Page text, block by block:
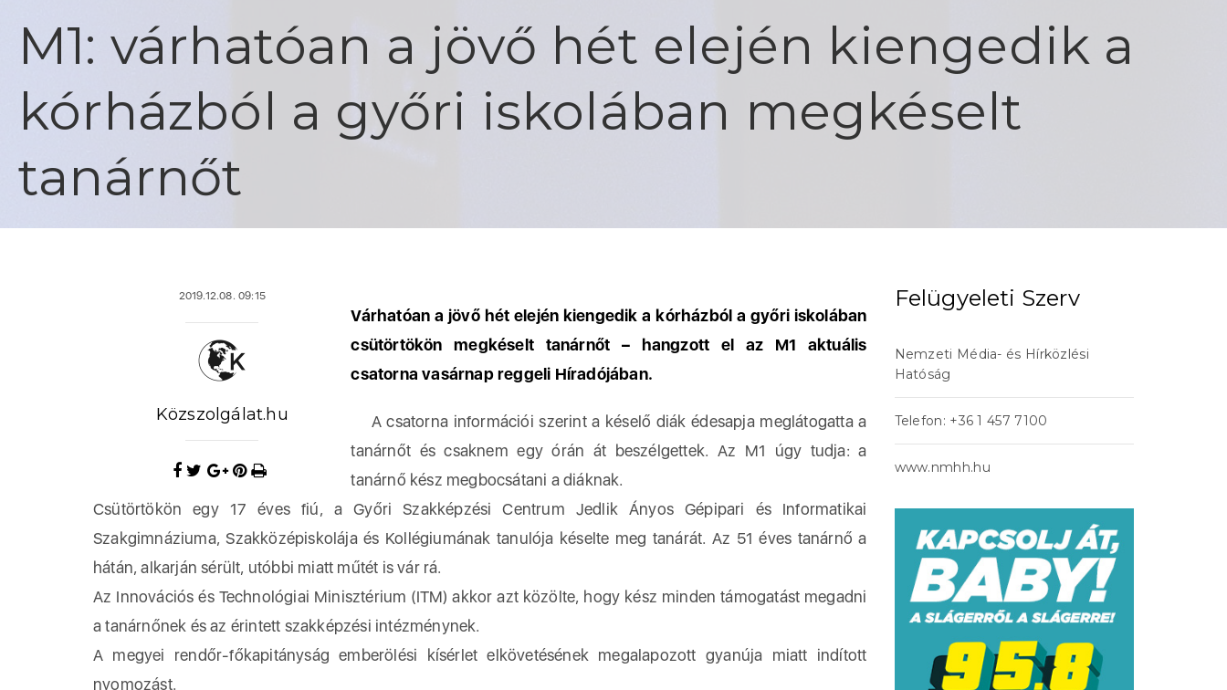
M1: várhatóan a jövő hét elején kiengedik a
kórházból a győri iskolában megkéselt
tanárnőt
2019.12.08. 09:15
Közszolgálat.hu
Várhatóan a jövő hét elején kiengedik a kórházból a győri iskolában
csütörtökön megkéselt tanárnőt – hangzott el az M1 aktuális
csatorna vasárnap reggeli Híradójában.
A csatorna információi szerint a késelő diák édesapja meglátogatta a
tanárnőt és csaknem egy órán át beszélgettek. Az M1 úgy tudja: a
tanárnő kész megbocsátani a diáknak.
Csütörtökön egy 17 éves fiú, a Győri Szakképzési Centrum Jedlik Ányos Gépipari és Informatikai
Szakgimnáziuma, Szakközépiskolája és Kollégiumának tanulója késelte meg tanárát. Az 51 éves tanárnő a
hátán, alkarján sérült, utóbbi miatt műtét is vár rá.
Az Innovációs és Technológiai Minisztérium (ITM) akkor azt közölte, hogy kész minden támogatást megadni
a tanárnőnek és az érintett szakképzési intézménynek.
A megyei rendőr-főkapitányság emberölési kísérlet elkövetésének megalapozott gyanúja miatt indított
nyomozást.
Felügyeleti Szerv
Nemzeti Média- és Hírközlési
Hatóság
Telefon: +36 1 457 7100
www.nmhh.hu